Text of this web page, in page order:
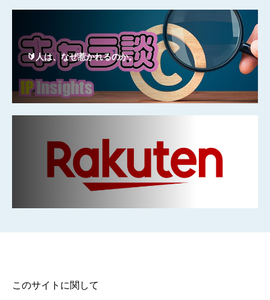
🔰人は、なぜ惹かれるのか。
このサイトに関して